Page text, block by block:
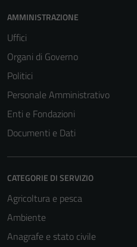
AMMINISTRAZIONE
Uffici
Organi di Governo
Politici
Personale Amministrativo
Enti e Fondazioni
Documenti e Dati
CATEGORIE DI SERVIZIO
Agricoltura e pesca
Ambiente
Anagrafe e stato civile